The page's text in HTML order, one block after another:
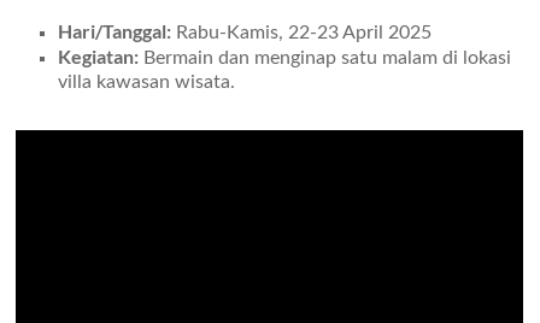
Hari/Tanggal: Rabu-Kamis, 22-23 April 2025
Kegiatan: Bermain dan menginap satu malam di lokasi
villa kawasan wisata.